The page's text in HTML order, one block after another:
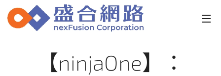
【ninjaOne】：